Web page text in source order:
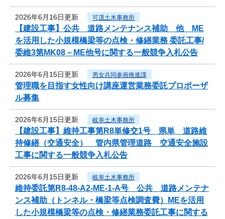
2026年6月16日更新 可茂土木事務所
【建設工事】公共 道路メンテナンス補助 他 ME
を活用した小規模橋梁等の点検・修繕業務 委託工事/
委維3第MK08－ME他号に関する一般競争入札公告
2026年6月15日更新 男女共同参画推進課
管理職を目指す女性向け講座運営業務委託プロポーザ
ル募集
2026年6月15日更新 岐阜土木事務所
【建設工事】維持工事第R8単修交1号 県単 道路維
持修繕（交通安全） 管内県管理道路 交通安全施設
工事に関する一般競争入札公告
2026年6月15日更新 岐阜土木事務所
維持委託第R8-48-A2-ME-1-A号 公共 道路メンテナ
ンス補助（トンネル・橋梁等点検調査費）MEを活用
した小規模橋梁等の点検・修繕業務委託工事に関する